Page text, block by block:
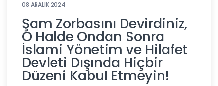
08 ARALIK 2024
Şam Zorbasını Devirdiniz,
O Halde Ondan Sonra
İslami Yönetim ve Hilafet
Devleti Dışında Hiçbir
Düzeni Kabul Etmeyin!